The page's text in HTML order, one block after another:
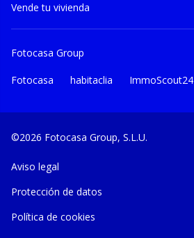
Vende tu vivienda
Fotocasa Group
Fotocasa habitaclia ImmoScout24
©2026 Fotocasa Group, S.L.U.
Aviso legal
Protección de datos
Política de cookies